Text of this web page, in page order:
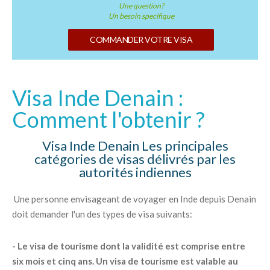
Une question?
Un besoin specifique
COMMANDER VOTRE VISA
Visa Inde Denain :
Comment l'obtenir ?
Visa Inde Denain Les principales
catégories de visas délivrés par les
autorités indiennes
Une personne envisageant de voyager en Inde depuis Denain
doit demander l'un des types de visa suivants:
- Le visa de tourisme dont la validité est comprise entre
six mois et cinq ans. Un visa de tourisme est valable au